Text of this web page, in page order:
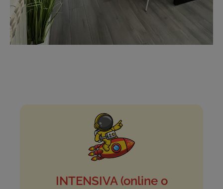
INTENSIVA (online o